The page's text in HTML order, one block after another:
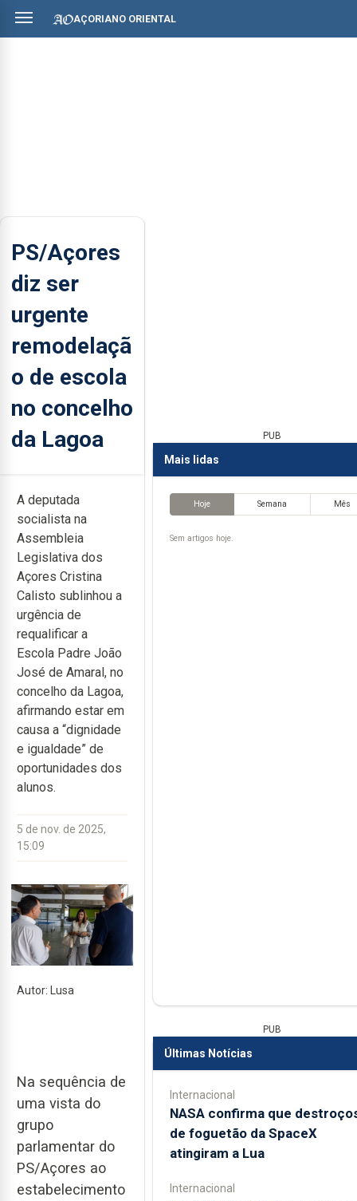
AÇORIANO ORIENTAL
PS/Açores
diz ser
urgente
remodelaçã
o de escola
no concelho
da Lagoa
A deputada
socialista na
Assembleia
Legislativa dos
Açores Cristina
Calisto sublinhou a
urgência de
requalificar a
Escola Padre João
José de Amaral, no
concelho da Lagoa,
afirmando estar em
causa a “dignidade
e igualdade” de
oportunidades dos
alunos.
5 de nov. de 2025,
15:09
Autor: Lusa
Na sequência de
uma vista do
grupo
parlamentar do
PS/Açores ao
estabelecimento
PUB
Mais lidas
Hoje Semana Mês
Sem artigos hoje.
PUB
Últimas Notícias
Internacional
NASA confirma que
de foguetão da SpaceX
atingiram a Lua
Internacional